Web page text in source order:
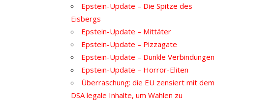
Epstein-Update – Die Spitze des
Eisbergs
Epstein-Update – Mittäter
Epstein-Update – Pizzagate
Epstein-Update – Dunkle Verbindungen
Epstein-Update – Horror-Eliten
Überraschung: die EU zensiert mit dem
DSA legale Inhalte, um Wahlen zu